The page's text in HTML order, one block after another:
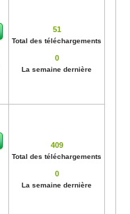
51
Total des téléchargements
0
La semaine dernière
409
Total des téléchargements
0
La semaine dernière